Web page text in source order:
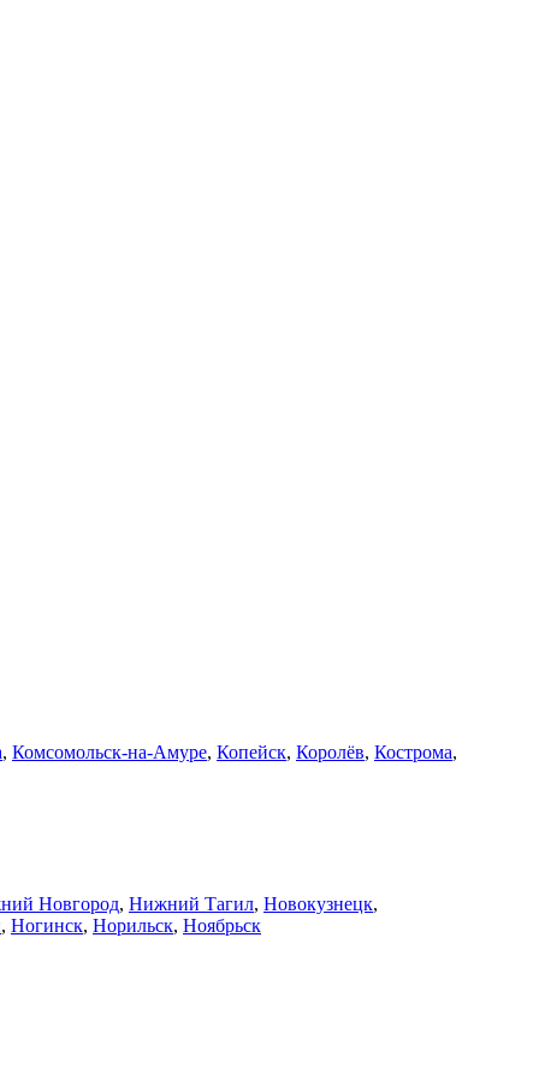
, Комсомольск-на-Амуре, Копейск, Королёв, Кострома,
Новгород, Нижний Тагил, Новокузнецк,
, Ногинск, Норильск, Ноябрьск